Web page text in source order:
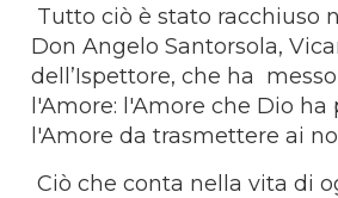
Tutto ciò è stato racchiuso
Don Angelo Santorsola,
dell’Ispettore, che ha
l'Amore: l'Amore che Dio ha
l'Amore da trasmettere ai
Ciò che conta nella vita di